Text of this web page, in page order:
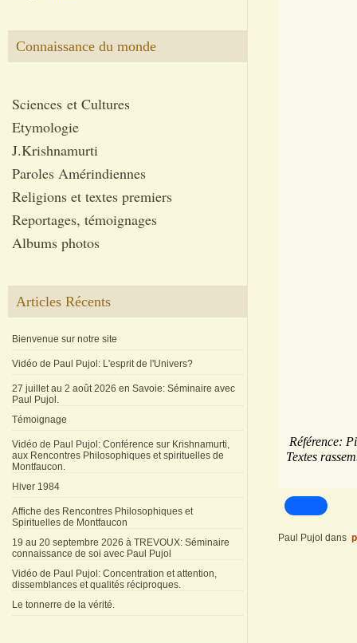
Connaissance du monde
Sciences et Cultures
Etymologie
J.Krishnamurti
Paroles Amérindiennes
Religions et textes premiers
Reportages, témoignages
Albums photos
Articles Récents
Bienvenue sur notre site
Vidéo de Paul Pujol: L'esprit de l'Univers?
27 juillet au 2 août 2026 en Savoie: Séminaire avec
Paul Pujol.
Témoignage
Vidéo de Paul Pujol: Conférence sur Krishnamurti,
aux Rencontres Philosophiques et spirituelles de
Montfaucon.
Hiver 1984
Affiche des Rencontres Philosophiques et
Spirituelles de Montfaucon
19 au 20 septembre 2026 à TREVOUX: Séminaire
connaissance de soi avec Paul Pujol
Vidéo de Paul Pujol: Concentration et attention,
dissemblances et qualités réciproques.
Le tonnerre de la vérité.
Référence:
Textes
Paul Pujol dans